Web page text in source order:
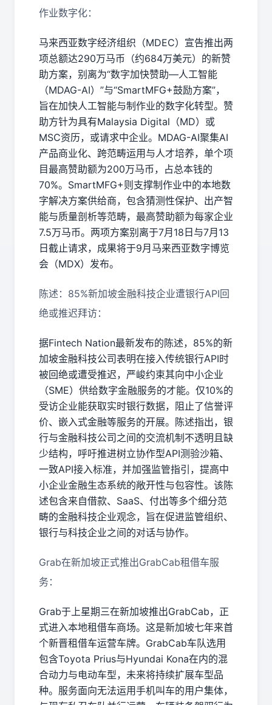
作业数字化：
马来西亚数字经济组织（MDEC）宣告推出两
项总额达290万马币（约684万美元）的新赞
助方案，别离为“数字加快赞助—人工智能
（MDAG-AI）”与“SmartMFG+鼓励方案”，
旨在加快人工智能与制作业的数字化转型。赞
助方针为具有Malaysia Digital（MD）或
MSC资历，或请求中企业。MDAG-AI聚集AI
产品商业化、跨范畴运用与人才培养，单个项
目最高赞助额为200万马币，占总本钱的
70%。SmartMFG+则支撑制作业中的本地数
字解决方案供给商，包含猜测性保护、出产智
能与质量剖析等范畴，最高赞助额为每家企业
7.5万马币。两项方案别离于7月18日与7月13
日截止请求，成果将于9月马来西亚数字博览
会（MDX）发布。
陈述：85%新加坡金融科技企业遭银行API回
绝或推迟拜访：
据Fintech Nation最新发布的陈述，85%的新
加坡金融科技公司表明在接入传统银行API时
被回绝或遭受推迟，严峻约束其向中小企业
（SME）供给数字金融服务的才能。仅10%的
受访企业能获取实时银行数据，阻止了信誉评
价、嵌入式金融等服务的开展。陈述指出，银
行与金融科技公司之间的交流机制不透明且缺
少结构，呼吁推进树立协作型API测验沙箱、
一致API接入标准，并加强监管指引，提高中
小企业金融生态系统的敞开性与包容性。该陈
述包含来自借款、SaaS、付出等多个细分范
畴的金融科技企业观念，旨在促进监管组织、
银行与科技企业之间的对话与协作。
Grab在新加坡正式推出GrabCab租借车服
务：
Grab于上星期三在新加坡推出GrabCab，正
式进入本地租借车商场。这是新加坡七年来首
个新晋租借车运营车牌。GrabCab车队选用
包含Toyota Prius与Hyundai Kona在内的混
合动力与电动车型，未来将持续扩展车型品
种。服务面向无法运用手机叫车的用户集体，